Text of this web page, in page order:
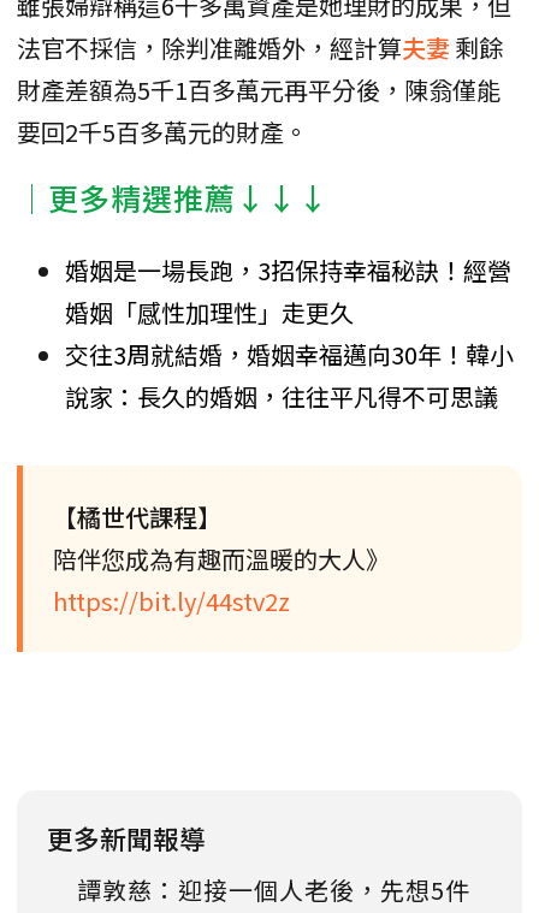
法官不採信，除判准離婚外，經計算夫妻 剩餘
財產差額為5千1百多萬元再平分後，陳翁僅能
要回2千5百多萬元的財產。
│更多精選推薦↓↓↓
婚姻是一場長跑，3招保持幸福秘訣！經營
婚姻「感性加理性」走更久
交往3周就結婚，婚姻幸福邁向30年！韓小
說家：長久的婚姻，往往平凡得不可思議
【橘世代課程】
陪伴您成為有趣而溫暖的大人》
https://bit.ly/44stv2z
更多新聞報導
譚敦慈：迎接一個人老後，先想5件